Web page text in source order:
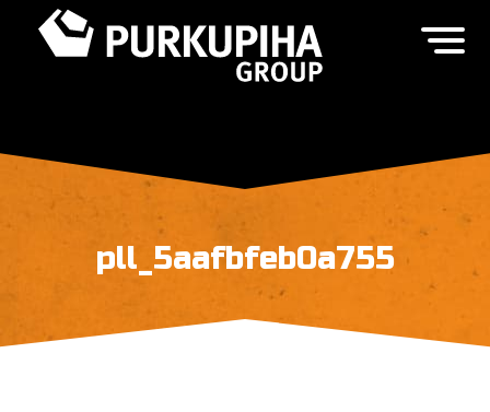
pll_5aafbfeb0a755